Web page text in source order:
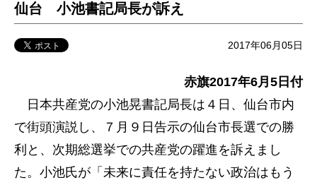
仙台 小池書記局長が訴え
2017年06月05日
赤旗2017年6月5日付
日本共産党の小池晃書記局長は４日、仙台市内
で街頭演説し、７月９日告示の仙台市長選での勝
利と、次期総選挙での共産党の躍進を訴えまし
た。小池氏が「未来に責任を持たない政治はもう